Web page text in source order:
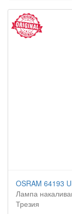
OSRAM 64193
Лампа
Трезия